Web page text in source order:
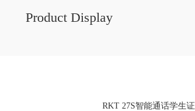
Product Display
RKT 27S智能通话学生证